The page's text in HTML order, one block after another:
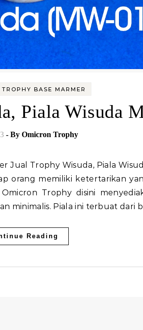
BASE MARMER
Piala Wisuda
- By Omicron Trophy
orang memiliki ketertarikan
Trophy disini
minimalis. Piala ini terbuat dari
Reading